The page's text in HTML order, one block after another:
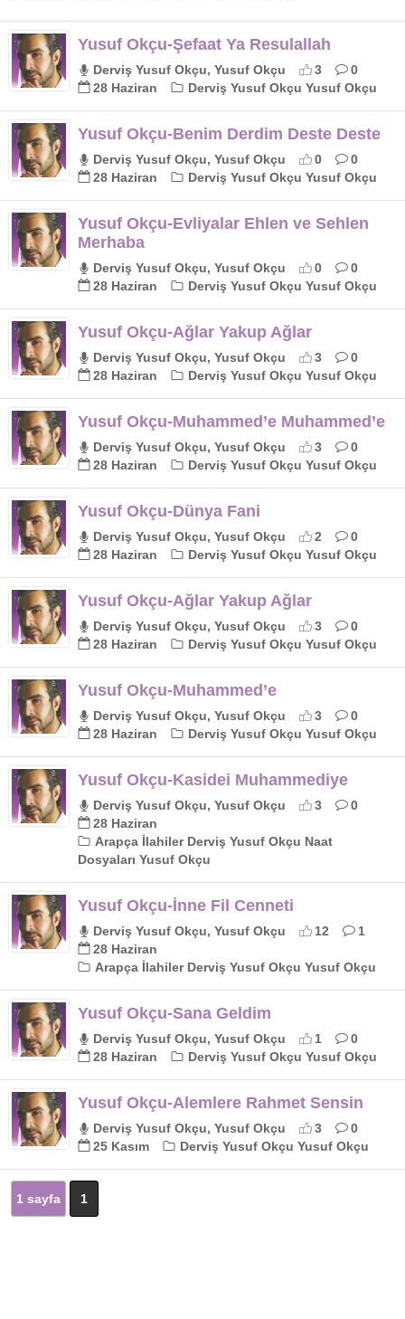
Yusuf Okçu-Şefaat Ya Resulallah
Derviş Yusuf Okçu, Yusuf Okçu 3
0
28 Haziran
Derviş Yusuf Okçu Yusuf Okçu
Yusuf Okçu-Benim Derdim Deste Deste
Derviş Yusuf Okçu, Yusuf Okçu 0
0
28 Haziran
Derviş Yusuf Okçu Yusuf Okçu
Yusuf Okçu-Evliyalar Ehlen ve Sehlen
Merhaba
Derviş Yusuf Okçu, Yusuf Okçu 0
0
28 Haziran
Derviş Yusuf Okçu Yusuf Okçu
Yusuf Okçu-Ağlar Yakup Ağlar
Derviş Yusuf Okçu, Yusuf Okçu 3
0
28 Haziran
Derviş Yusuf Okçu Yusuf Okçu
Yusuf Okçu-Muhammed’e Muhammed’e
Derviş Yusuf Okçu, Yusuf Okçu 3
0
28 Haziran
Derviş Yusuf Okçu Yusuf Okçu
Yusuf Okçu-Dünya Fani
Derviş Yusuf Okçu, Yusuf Okçu 2
0
28 Haziran
Derviş Yusuf Okçu Yusuf Okçu
Yusuf Okçu-Ağlar Yakup Ağlar
Derviş Yusuf Okçu, Yusuf Okçu 3
0
28 Haziran
Derviş Yusuf Okçu Yusuf Okçu
Yusuf Okçu-Muhammed’e
Derviş Yusuf Okçu, Yusuf Okçu 3
0
28 Haziran
Derviş Yusuf Okçu Yusuf Okçu
Yusuf Okçu-Kasidei Muhammediye
Derviş Yusuf Okçu, Yusuf Okçu 3
0
28 Haziran
Arapça İlahiler Derviş Yusuf Okçu Naat
Dosyaları Yusuf Okçu
Yusuf Okçu-İnne Fil Cenneti
Derviş Yusuf Okçu, Yusuf Okçu 12
1
28 Haziran
Arapça İlahiler Derviş Yusuf Okçu Yusuf Okçu
Yusuf Okçu-Sana Geldim
Derviş Yusuf Okçu, Yusuf Okçu 1
0
28 Haziran
Derviş Yusuf Okçu Yusuf Okçu
Yusuf Okçu-Alemlere Rahmet Sensin
Derviş Yusuf Okçu, Yusuf Okçu 3
0
25 Kasım
Derviş Yusuf Okçu Yusuf Okçu
1 sayfa 1